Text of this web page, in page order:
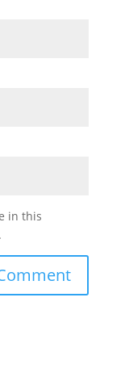
in this